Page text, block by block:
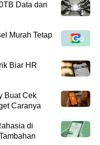
Data dari
Murah Tetap
Biar HR
Buat Cek
Caranya
di